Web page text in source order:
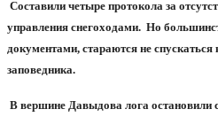
Составили четыре протокола за
управления снегоходами. Но
документами, стараются не спускаться
заповедника.
В вершине Давыдова лога остановили